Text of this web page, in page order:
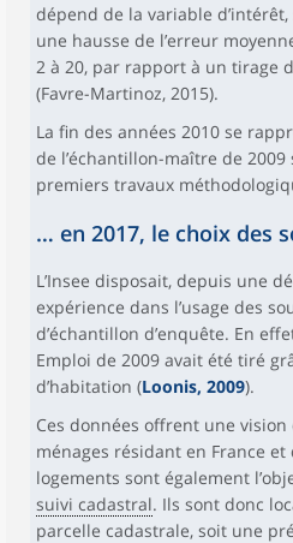
dépend de la variable
une hausse de l’erreur
2 à 20, par rapport à un tirage
(Favre-Martinoz, 2015).
La fin des années 2010 se
de l’échantillon-maître de 2009
premiers travaux
… en 2017, le choix des
L’Insee disposait, depuis une
expérience dans l’usage des
d’échantillon d’enquête. En
Emploi de 2009 avait été tiré
d’habitation (Loonis, 2009).
Ces données offrent une
ménages résidant en France
logements sont également
suivi cadastral. Ils sont donc
parcelle cadastrale, soit une